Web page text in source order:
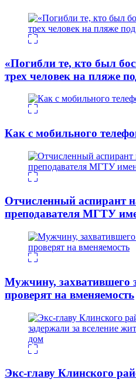
«Погибли те, кто был
трех человек на пляже
Как с мобильного
Отчисленный аспирант
преподавателя МГТУ
Мужчину, захватившего
проверят на вменяемость
Экс-главу Клинского